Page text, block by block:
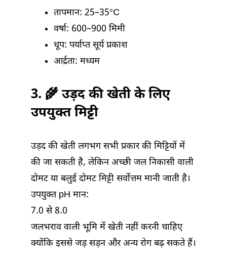
तापमान: 25–35°C
वर्षा: 600–900 मिमी
धूप: पर्याप्त सूर्य प्रकाश
आर्द्रता: मध्यम
3. 🌾 उड़द की खेती के लिए
उपयुक्त मिट्टी
उड़द की खेती लगभग सभी प्रकार की मिट्टियों में
की जा सकती है, लेकिन अच्छी जल निकासी वाली
दोमट या बलुई दोमट मिट्टी सर्वोत्तम मानी जाती है।
उपयुक्त pH मान:
7.0 से 8.0
जलभराव वाली भूमि में खेती नहीं करनी चाहिए
क्योंकि इससे जड़ सड़न और अन्य रोग बढ़ सकते हैं।